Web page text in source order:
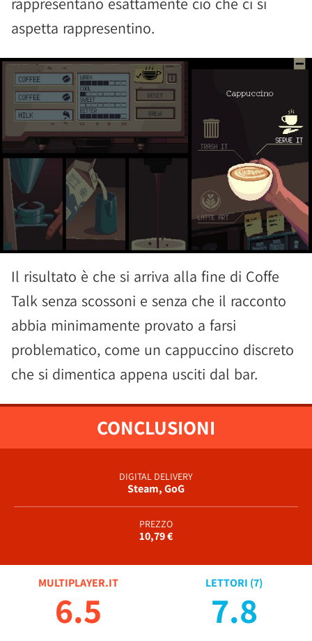
aspetta rappresentino.
Il risultato è che si arriva alla fine di Coffe
Talk senza scossoni e senza che il racconto
abbia minimamente provato a farsi
problematico, come un cappuccino discreto
che si dimentica appena usciti dal bar.
CONCLUSIONI
DIGITAL DELIVERY
Steam, GoG
PREZZO
10,79 €
MULTIPLAYER.IT
6.5
LETTORI (7)
7.8